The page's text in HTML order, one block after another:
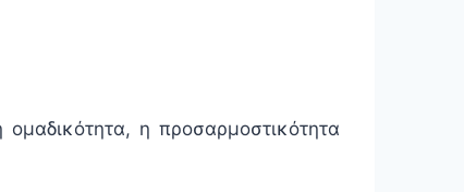
ομαδικότητα, η προσαρμοστικότητα